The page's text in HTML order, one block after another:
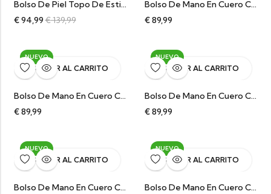
Bolso De Piel Topo De Estilo Icónico Harlow
€94,99 €139,99
Bolso De Mano En Cuero Color Burdeos Con Boquilla Metálica Macarena
€89,99
NUEVO
AÑADIR AL CARRITO
Bolso De Mano En Cuero Color Verde Con Boquilla Metálica Macarena
€89,99
NUEVO
AÑADIR AL CARRITO
Bolso De Mano En Cuero Color Marrón Con Boquilla Metálica Macarena
€89,99
NUEVO
AÑADIR AL CARRITO
Bolso De Mano En Cuero Color Camel Con Boquilla Metálica Macarena
NUEVO
AÑADIR AL CARRITO
Bolso De Mano En Cuero Color Negro Con Boquilla Metálica Macarena